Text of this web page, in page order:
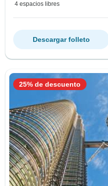
4 espacios libres
Descargar folleto
25% de descuento